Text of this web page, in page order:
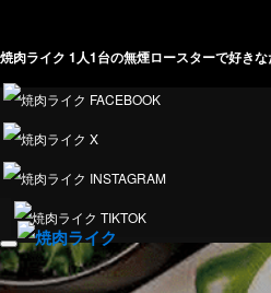
焼肉ライク 1人1台の無煙ロースターで好き